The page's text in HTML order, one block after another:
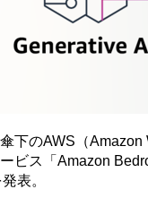
下のAWS（Amazon
ビス「Amazon
表。